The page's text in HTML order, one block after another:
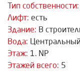
Тип собственности:
Лифт: есть
Здание: В
Вода:
Этаж: 1. NP
Этажей всего: 5